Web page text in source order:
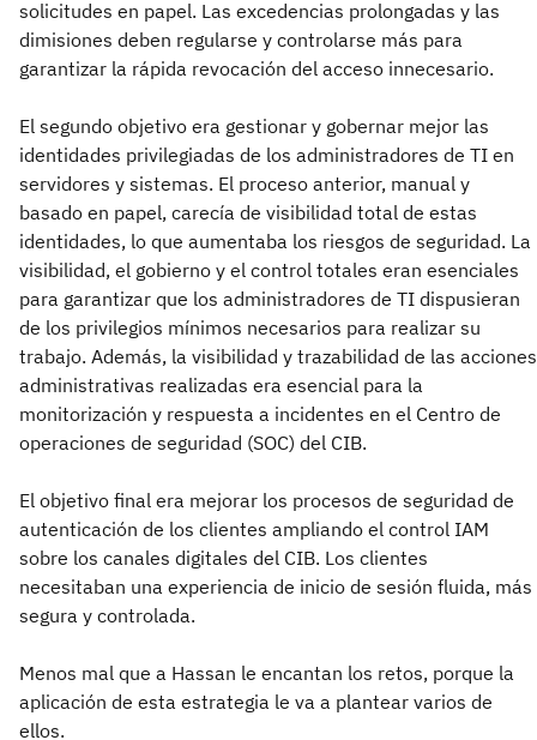
solicitudes en papel. Las excedencias prolongadas y las
dimisiones deben regularse y controlarse más para
garantizar la rápida revocación del acceso innecesario.
El segundo objetivo era gestionar y gobernar mejor las
identidades privilegiadas de los administradores de TI en
servidores y sistemas. El proceso anterior, manual y
basado en papel, carecía de visibilidad total de estas
identidades, lo que aumentaba los riesgos de seguridad. La
visibilidad, el gobierno y el control totales eran esenciales
para garantizar que los administradores de TI dispusieran
de los privilegios mínimos necesarios para realizar su
trabajo. Además, la visibilidad y trazabilidad de las acciones
administrativas realizadas era esencial para la
monitorización y respuesta a incidentes en el Centro de
operaciones de seguridad (SOC) del CIB.
El objetivo final era mejorar los procesos de seguridad de
autenticación de los clientes ampliando el control IAM
sobre los canales digitales del CIB. Los clientes
necesitaban una experiencia de inicio de sesión fluida, más
segura y controlada.
Menos mal que a Hassan le encantan los retos, porque la
aplicación de esta estrategia le va a plantear varios de
ellos.